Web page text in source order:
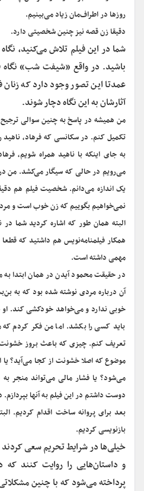
روزها در اطراف‌مان زیاد می‌بینیم.
دقیقا زن قصه نیز چنین شخصیتی دارد.
شما در این فیلم تلاش می‌کنید،
باشید. در واقع «شیفت شب» نگاه
عمدتا این تصور وجود دارد که زنان
آثارشان به این نگاه دچار شوند.
من همیشه در پاسخ به چنین سوالی
تکمیل کنم. در سکانسی که فرهاد،
به جای اینکه با ناهید همراه شویم،
می‌رویم در حالی که سیگار می‌کشد. من
یک اندازه می‌دانم. شخصیت فیلم هم
نمی‌خواهیم بگوییم که زن خوب است و
البته همان طور که اشاره کردید شما
همکار فیلمنامه‌نویس هم داشتید که
مهمی داشته است.
در حقیقت محمود آیدن در همان ابتدا
آن درباره مردی نوشته شده بود که به
خوبی ندارد و می‌خواهد خودکشی کند.
باید کسی را بکشد. اما من فکر کردم که
تعریف کنم. چیزی که باعث بروز
موضوع که اصلا خشونت از کجا می‌آید؟
می‌شود؟ یا فشار مالی می‌تواند منجر
دوست داشتم در این فیلم به آنها
بعد برای پروانه ساخت اقدام کردیم.
بازنویسی کردیم.
خیلی‌ها در شرایط تحریم سعی کردند
و داستان‌هایی را روایت کنند
پرداخته می‌شود که با چنین